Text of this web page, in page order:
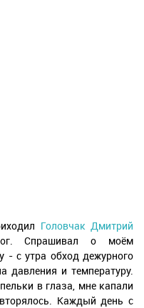
Головчак Дмитрий
Спрашивал о моём
- с утра обход дежурного
давления и температуру.
в глаза, мне капали
Каждый день с